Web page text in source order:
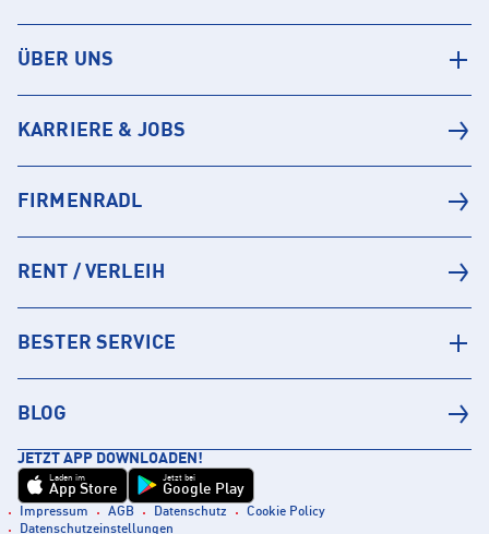
ÜBER UNS
KARRIERE & JOBS
FIRMENRADL
RENT / VERLEIH
BESTER SERVICE
BLOG
JETZT APP DOWNLOADEN!
Laden im
App Store
Jetzt bei
Google Play
Impressum AGB Datenschutz
Cookie Policy
Datenschutzeinstellungen